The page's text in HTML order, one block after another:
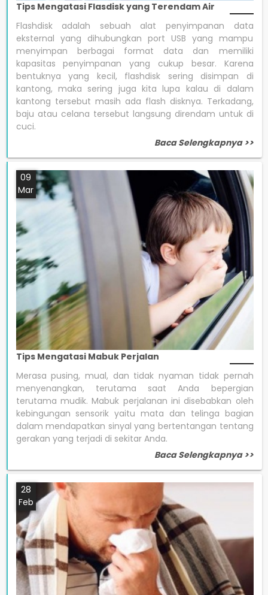
Tips Mengatasi Flasdisk yang Terendam Air
Flashdisk adalah sebuah alat penyimpanan data
eksternal yang dihubungkan port USB yang mampu
menyimpan berbagai format data dan memiliki
kapasitas penyimpanan yang cukup besar. Karena
bentuknya yang kecil, flashdisk sering disimpan di
kantong, maka sering juga kita lupa kalau di dalam
kantong tersebut masih ada flash disknya. Terkadang,
baju atau celana tersebut langsung direndam untuk di
cuci.
Baca Selengkapnya >>
09
Mar
Tips Mengatasi Mabuk Perjalan
Merasa pusing, mual, dan tidak nyaman tidak pernah
menyenangkan, terutama saat Anda bepergian
terutama mudik. Mabuk perjalanan ini disebabkan oleh
kebingungan sensorik yaitu mata dan telinga bagian
dalam mendapatkan sinyal yang bertentangan tentang
gerakan yang terjadi di sekitar Anda.
Baca Selengkapnya >>
28
Feb